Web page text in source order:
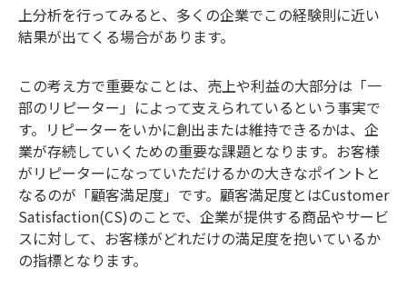
上分析を行ってみると、多くの企業でこの経験則に近い
結果が出てくる場合があります。
この考え方で重要なことは、売上や利益の大部分は「一
部のリピーター」によって支えられているという事実で
す。リピーターをいかに創出または維持できるかは、企
業が存続していくための重要な課題となります。お客様
がリピーターになっていただけるかの大きなポイントと
なるのが「顧客満足度」です。顧客満足度とはCustomer
Satisfaction(CS)のことで、企業が提供する商品やサービ
スに対して、お客様がどれだけの満足度を抱いているか
の指標となります。